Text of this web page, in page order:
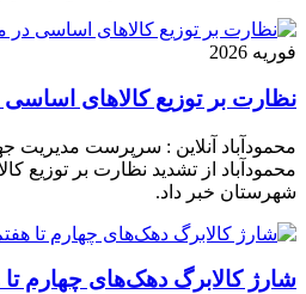
فوریه 2026
نظارت بر توزیع کالا‌های
محمودآباد آنلاین : سرپرست مدیریت
محمودآباد از تشدید نظارت بر توزیع
شهرستان خبر داد.
شارژ کالابرگ دهک‌های چهارم تا هفتم